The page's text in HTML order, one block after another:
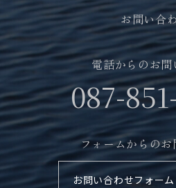
お問い合
電話からのお問
087-
フォームからの
お問い合わせフォーム